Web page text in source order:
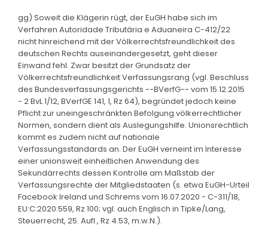
gg) Soweit die Klägerin rügt, der EuGH habe sich im
Verfahren Autoridade Tributária e Aduaneira C-412/22
nicht hinreichend mit der Völkerrechtsfreundlichkeit des
deutschen Rechts auseinandergesetzt, geht dieser
Einwand fehl. Zwar besitzt der Grundsatz der
Völkerrechtsfreundlichkeit Verfassungsrang (vgl. Beschluss
des Bundesverfassungsgerichts --BVerfG-- vom 15.12.2015
- 2 BvL 1/12, BVerfGE 141, 1, Rz 64), begründet jedoch keine
Pflicht zur uneingeschränkten Befolgung völkerrechtlicher
Normen, sondern dient als Auslegungshilfe. Unionsrechtlich
kommt es zudem nicht auf nationale
Verfassungsstandards an. Der EuGH verneint im Interesse
einer unionsweit einheitlichen Anwendung des
Sekundärrechts dessen Kontrolle am Maßstab der
Verfassungsrechte der Mitgliedstaaten (s. etwa EuGH-Urteil
Facebook Ireland und Schrems vom 16.07.2020 - C-311/18,
EU:C:2020:559, Rz 100; vgl. auch Englisch in Tipke/Lang,
Steuerrecht, 25. Aufl., Rz 4.53, m.w.N.).